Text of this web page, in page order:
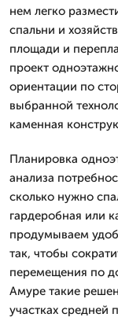
нем легко
спальни и
площади и
проект
ориентации по
выбранной
каменная
Планировка
анализа
сколько нужно
гардеробная или
продумываем
так, чтобы
перемещения по
Амуре такие
участках средней